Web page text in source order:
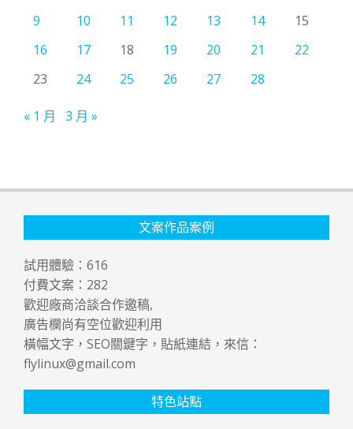
9
10 11 12 13 14
15
16
17 18 19 20 21
22
23
24 25 26 27 28
« 1 月 3 月 »
文案作品案例
試用體驗： 616
付費文案： 282
歡迎廠商洽談合作邀稿,
廣告欄尚有空位歡迎利用
橫幅文字，SEO關鍵字，貼紙連結，來信：
flylinux@gmail.com
特色站點